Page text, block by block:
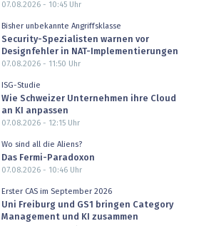
07.08.2026 - 10:45Uhr
Bisher unbekannte Angriffsklasse
Security-Spezialisten warnen vor
Designfehler in NAT-Implementierungen
07.08.2026 - 11:50 Uhr
ISG-Studie
Wie Schweizer Unternehmen ihre Cloud
an KI anpassen
07.08.2026 - 12:15Uhr
Wo sind all die Aliens?
Das Fermi-Paradoxon
07.08.2026 - 10:46Uhr
Erster CAS im September 2026
Uni Freiburg und GS1 bringen Category
Management und KI zusammen